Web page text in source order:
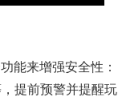
能来增强安全性：
提前预警并提醒玩